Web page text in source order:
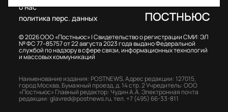
© 2026 ООО «Постньюс» |Свидетельство о регистрации СМИ: ЭЛ
№ ФС 77–85757 от 22 августа 2023 года выдано Федеральной
службой по надзору в сфере связи, информационных технологий
и массовых коммуникаций
о нас
политика перс. данных
Наименование издания: POSTNEWS,Адрес редакции: 127015,
город Москва, Бумажный проезд, д. 14 стр. 2Учредитель: ООО
«Постньюс» Главный редактор: Чудин А.А.Электронная почта
редакции:glavred@postnews.ru,тел. +7 (495) 66-33-811